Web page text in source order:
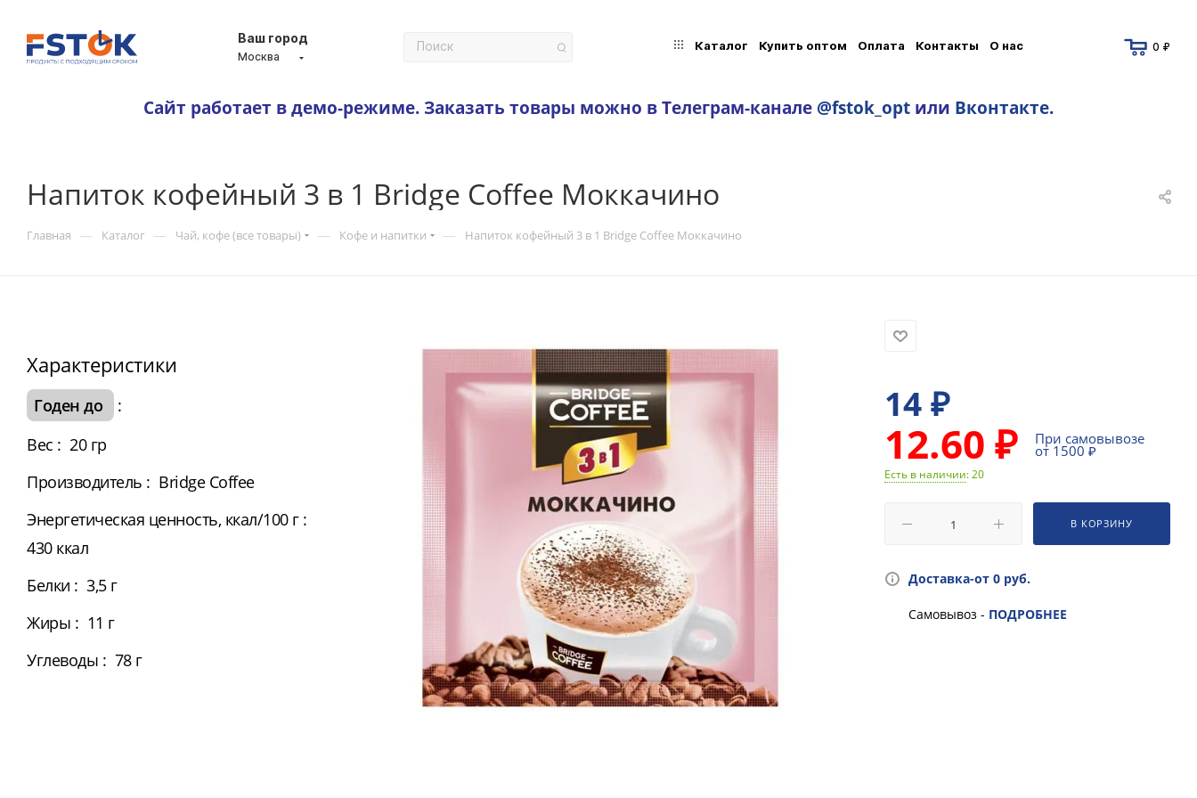
Ваш город
Москва
Каталог Купить оптом Оплата Контакты О нас 0 ₽
Сайт работает в демо-режиме. Заказать товары можно в Телеграм-канале @fstok_opt или Вконтакте.
Напиток кофейный 3 в 1 Bridge Coffee Моккачино
Главная — Каталог — Чай, кофе (все товары) — Кофе и напитки — Напиток кофейный 3 в 1 Bridge Coffee Моккачино
Характеристики
Годен до
:
Вес : 20 гр
Производитель : Bridge Coffee
Энергетическая ценность, ккал/100 г :
430 ккал
Белки : 3,5 г
Жиры : 11 г
Углеводы : 78 г
14₽
12.60 ₽ При самовывозе
от 1500 ₽
Есть в наличии: 20
В КОРЗИНУ
Доставка-от 0 руб.
Самовывоз - ПОДРОБНЕЕ